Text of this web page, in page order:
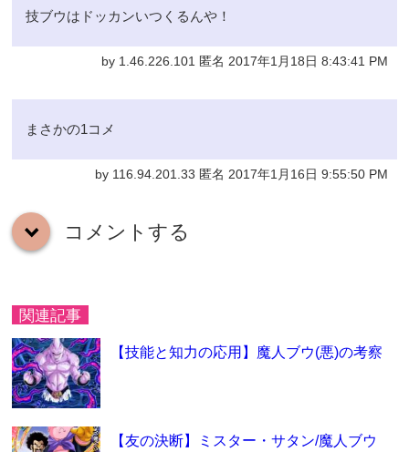
技ブウはドッカンいつくるんや！
by 1.46.226.101 匿名 2017年1月18日 8:43:41 PM
まさかの1コメ
by 116.94.201.33 匿名 2017年1月16日 9:55:50 PM
down コメントする
関連記事
【技能と知力の応用】魔人ブウ(悪)の考察
【友の決断】ミスター・サタン/魔人ブウ